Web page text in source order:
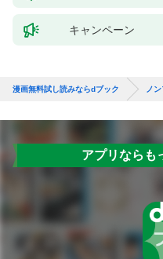
キャンペーン
漫画無料試し読みならdブック ノ
アプリならも